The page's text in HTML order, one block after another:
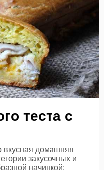
теста с
вкусная домашняя
закусочных и
начинкой: